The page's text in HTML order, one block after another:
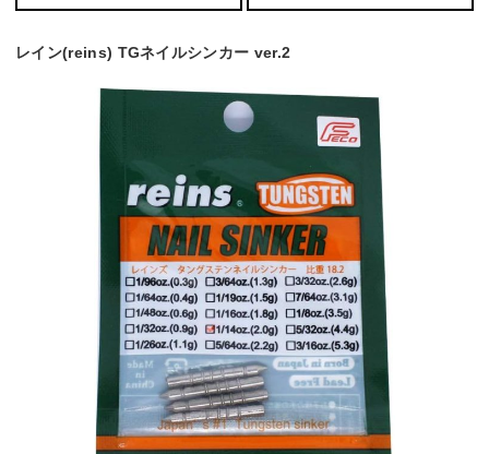
レイン(reins) TGネイルシンカー ver.2